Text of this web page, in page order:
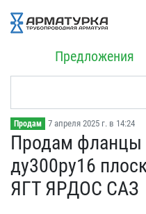
Предложения
Продам 7 апреля 2025 г. в 14:24
Продам фланцы
ду300ру16
ЯГТ ЯРДО​С САЗ